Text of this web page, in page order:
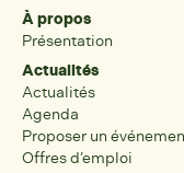
À propos
Présentation
Actualités
Actualités
Agenda
Proposer un
Offres d’emploi